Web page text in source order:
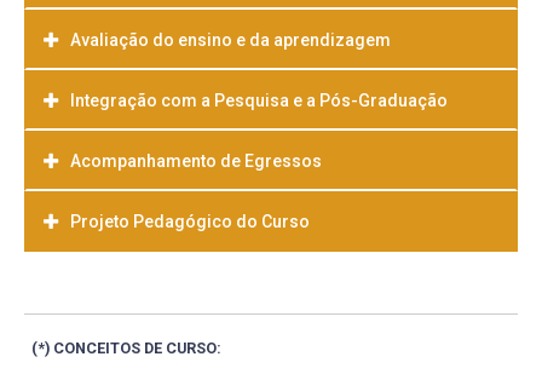
Avaliação do ensino e da aprendizagem
Integração com a Pesquisa e a Pós-Graduação
Acompanhamento de Egressos
Projeto Pedagógico do Curso
(*) CONCEITOS DE CURSO: